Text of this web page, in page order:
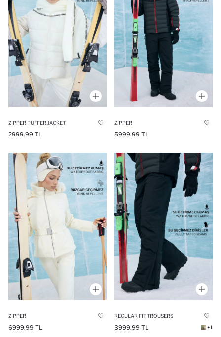
ZIPPER PUFFER JACKET
2999.99 TL
ZIPPER
5999.99 TL
ZIPPER
6999.99 TL
REGULAR FIT TROUSERS
3999.99 TL +1